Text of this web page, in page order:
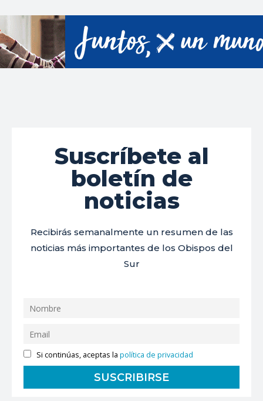
Suscríbete al
boletín de
noticias
Recibirás semanalmente un resumen de las
noticias más importantes de los Obispos del
Sur
Si continúas, aceptas lapolítica de privacidad